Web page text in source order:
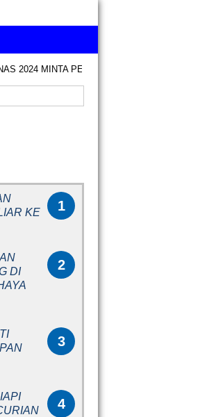
2024 MINTA PENCAIRAN KEKURANGAN
1
KE
2
DI
3
4